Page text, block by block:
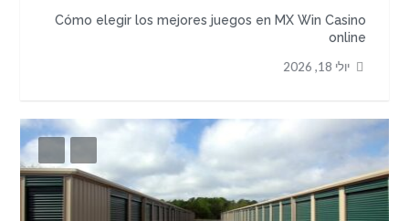
Cómo elegir los mejores juegos en MX Win Casino
online
יולי 18, 2026